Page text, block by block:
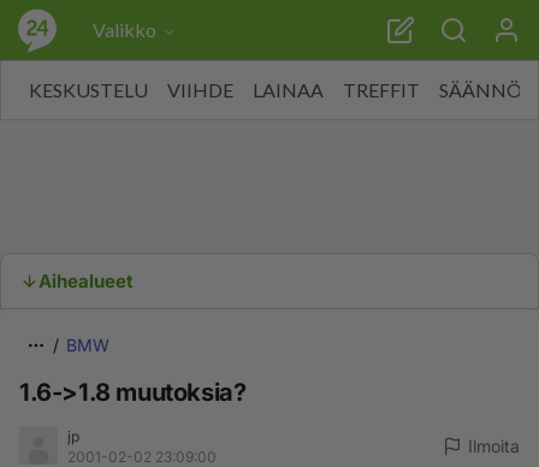
Valikko
KESKUSTELU VIIHDE LAINAA TREFFIT SÄÄNNÖT
Aihealueet
BMW
1.6->1.8 muutoksia?
jp
2001-02-02 23:09:00
Ilmoita